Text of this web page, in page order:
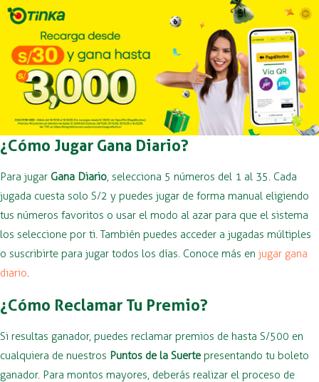
¿Cómo Jugar Gana Diario?
Para jugar Gana Diario, selecciona 5 números del 1 al 35. Cada
jugada cuesta solo S/2 y puedes jugar de forma manual eligiendo
tus números favoritos o usar el modo al azar para que el sistema
los seleccione por ti. También puedes acceder a jugadas múltiples
o suscribirte para jugar todos los días. Conoce más en jugar gana
diario.
¿Cómo Reclamar Tu Premio?
Si resultas ganador, puedes reclamar premios de hasta S/500 en
cualquiera de nuestros Puntos de la Suerte presentando tu boleto
ganador. Para montos mayores, deberás realizar el proceso de